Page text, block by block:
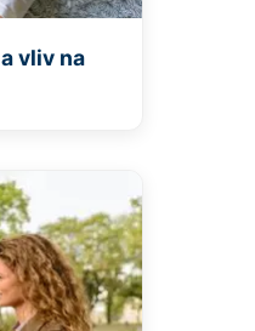
vliv na